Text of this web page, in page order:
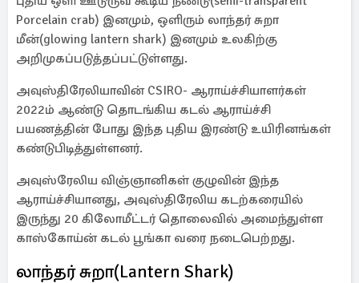
Porcelain crab) இனமும், ஒளிரும் லாந்தர் சுறா
மீன்(glowing lantern shark) இனமும் உலகிற்கு
அறிமுகப்படுத்தப்பட்டுள்ளது.
அவுஸ்திரேலியாவின் CSIRO- ஆராய்ச்சியாளர்கள்
2022ம் ஆண்டு தொடங்கிய கடல் ஆராய்ச்சி
பயணத்தின் போது இந்த புதிய இரண்டு உயிரினங்கள்
கண்டுபிடித்துள்ளனர்.
அவுஸ்ரேலிய விஞ்ஞானிகள் குழுவின் இந்த
ஆராய்ச்சியானது, அவுஸ்திரேலிய கடற்கரையில்
இருந்து 20 கிலோமீட்டர் தொலைவில் அமைந்துள்ள
காஸ்கோய்ன் கடல் பூங்கா வரை நடைபெற்றது.
லாந்தர் சுறா(lantern Shark)